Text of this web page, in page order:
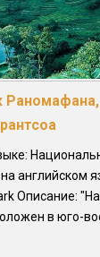
Раномафана,
английском
Описание:
в юго-